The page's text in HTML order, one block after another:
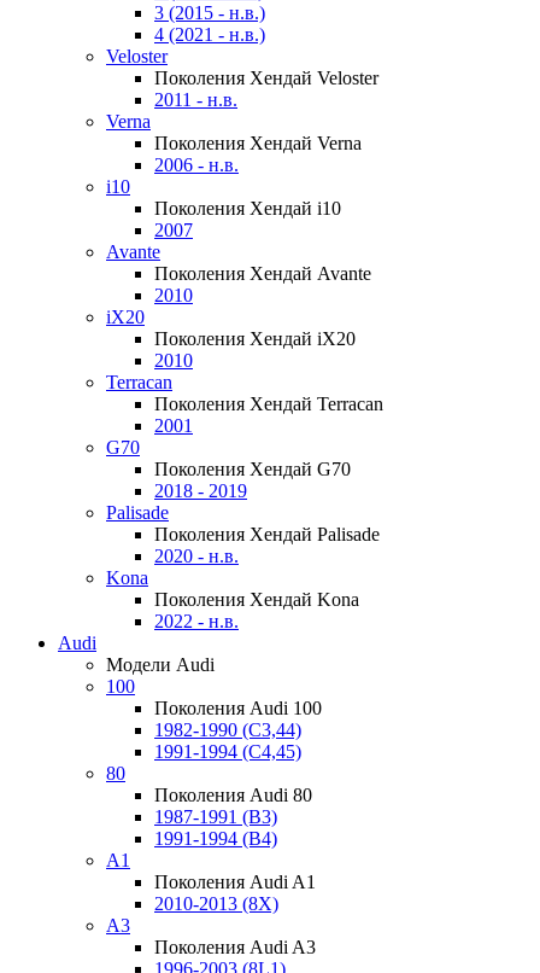
3 (2015 - н.в.)
4 (2021 - н.в.)
Veloster
Поколения Хендай Veloster
2011 - н.в.
Verna
Поколения Хендай Verna
2006 - н.в.
i10
Поколения Хендай i10
2007
Avante
Поколения Хендай Avante
2010
iX20
Поколения Хендай iX20
2010
Terracan
Поколения Хендай Terracan
2001
G70
Поколения Хендай G70
2018 - 2019
Palisade
Поколения Хендай Palisade
2020 - н.в.
Kona
Поколения Хендай Kona
2022 - н.в.
Audi
Модели Audi
100
Поколения Audi 100
1982-1990 (С3,44)
1991-1994 (С4,45)
80
Поколения Audi 80
1987-1991 (B3)
1991-1994 (B4)
A1
Поколения Audi A1
2010-2013 (8X)
A3
Поколения Audi A3
1996-2003 (8L1)